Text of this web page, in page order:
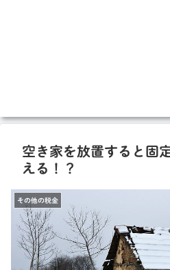
空き家を放置すると固
える！？
その他の税金